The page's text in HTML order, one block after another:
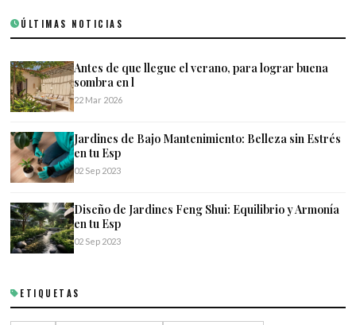
ÚLTIMAS NOTICIAS
Antes de que llegue el verano, para lograr buena
sombra en l
22 Mar 2026
Jardines de Bajo Mantenimiento: Belleza sin Estrés
en tu Esp
02 Sep 2023
Diseño de Jardines Feng Shui: Equilibrio y Armonía
en tu Esp
02 Sep 2023
ETIQUETAS